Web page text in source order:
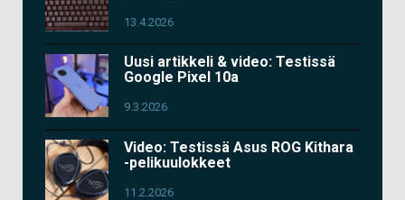
13.4.2026
Uusi artikkeli & video: Testissä
Google Pixel 10a
9.3.2026
Video: Testissä Asus ROG Kithara
-pelikuulokkeet
11.2.2026